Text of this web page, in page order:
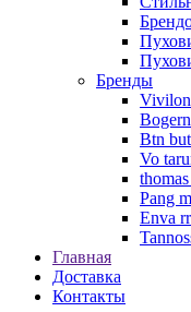
Бренды
Btn
Vo
Pang
Enva
Главная
Доставка
Контакты